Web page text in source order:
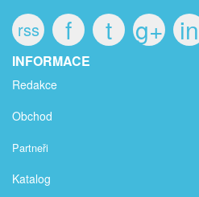
rss f t g+ in
INFORMACE
Redakce
Obchod
Partneři
Katalog